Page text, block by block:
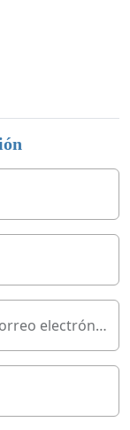
Vuelva a introducir su dirección de correo electrónico